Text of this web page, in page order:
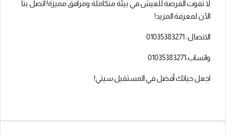
لا تفوت الفرصة للعيش في بيئة متكاملة ومرافق مميزة! اتصل بنا
الآن لمعرفة المزيد!
الاتصال: 01035383271
واتساب:01035383271
اجعل حياتك أفضل في المستقبل سيتي!